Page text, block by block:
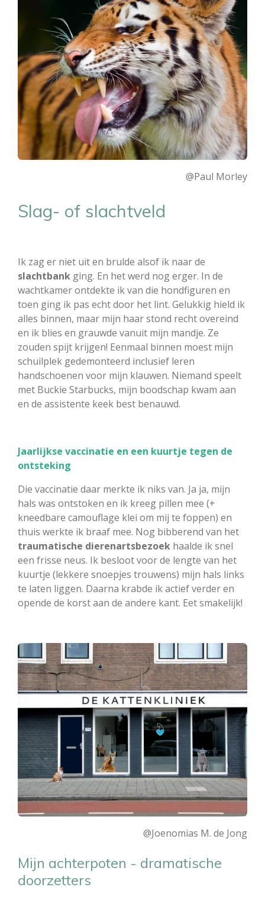
@Paul Morley
Slag- of slachtveld
Ik zag er niet uit en brulde alsof ik naar de
slachtbank ging. En het werd nog erger. In de
wachtkamer ontdekte ik van die hondfiguren en
toen ging ik pas echt door het lint. Gelukkig hield ik
alles binnen, maar mijn haar stond recht overeind
en ik blies en grauwde vanuit mijn mandje. Ze
zouden spijt krijgen! Eenmaal binnen moest mijn
schuilplek gedemonteerd inclusief leren
handschoenen voor mijn klauwen. Niemand speelt
met Buckie Starbucks, mijn boodschap kwam aan
en de assistente keek best benauwd.
Jaarlijkse vaccinatie en een kuurtje tegen de
ontsteking
Die vaccinatie daar merkte ik niks van. Ja ja, mijn
hals was ontstoken en ik kreeg pillen mee (+
kneedbare camouflage klei om mij te foppen) en
thuis werkte ik braaf mee. Nog bibberend van het
traumatische dierenartsbezoek haalde ik snel
een frisse neus. Ik besloot voor de lengte van het
kuurtje (lekkere snoepjes trouwens) mijn hals links
te laten liggen. Daarna krabde ik actief verder en
opende de korst aan de andere kant. Eet smakelijk!
@Joenomias M. de Jong
Mijn achterpoten - dramatische
doorzetters